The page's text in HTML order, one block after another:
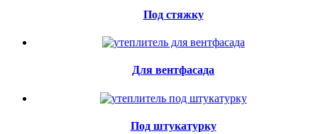
Под стяжку
Для вентфасада
Под штукатурку